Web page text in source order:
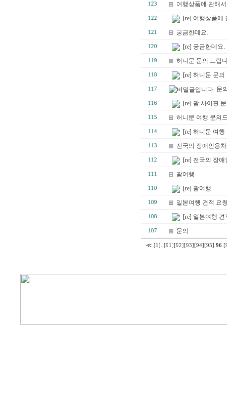
123 여행상품에 관해
122 [re] 여행상품에
121 궁금한데요.
120 [re] 궁금한데요.
119 허니문 문의 드립
118 [re] 허니문 문
117 문
116 [re] 괌.사이판
115 허니문 여행 문의
114 [re] 허니문 여
113 전국의 장애인용
112 [re] 전국의 장
111 괌여행
110 [re] 괌여행
109 일본여행 견적 요
108 [re] 일본여행
107 문의
≪ [1] [91] [92] [93] [94] [95] 96